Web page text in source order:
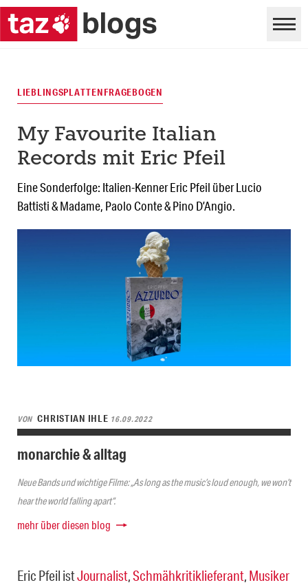
LIEBLINGSPLATTENFRAGEBOGEN
My Favourite Italian
Records mit Eric Pfeil
Eine Sonderfolge: Italien-Kenner Eric Pfeil über Lucio
Battisti & Madame, Paolo Conte & Pino D’Angio.
VON CHRISTIAN IHLE 16.09.2022
monarchie & alltag
Neue Bands und wichtige Filme: „As long as the music’s loud enough, we won’t
hear the world falling apart“.
mehr über diesen blog
Eric Pfeil istJournalist,Schmähkritiklieferant, Musiker